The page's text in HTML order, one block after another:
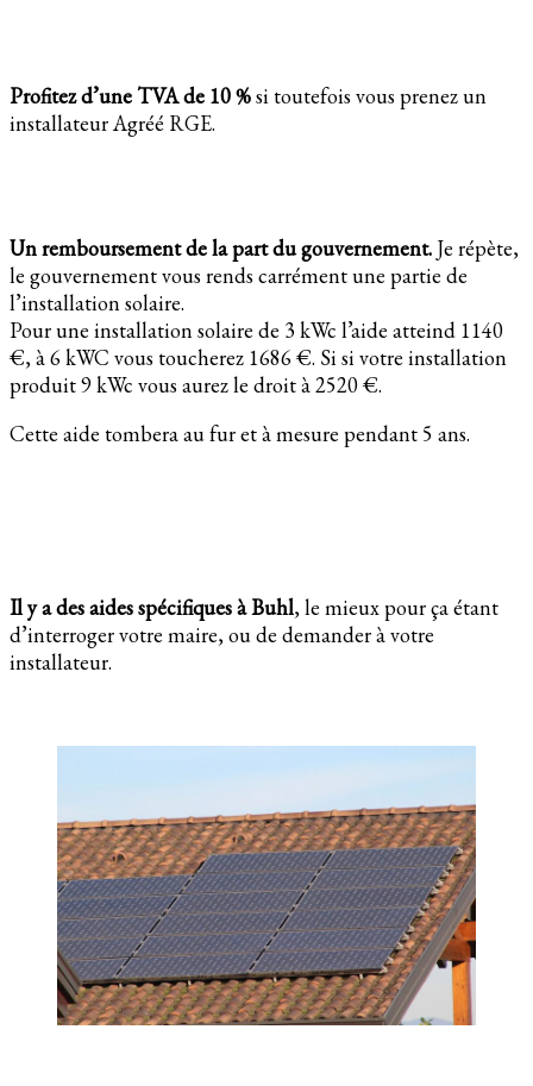
Profitez d’une TVA de 10 %si toutefois vous prenez un
installateur Agréé RGE.
Un remboursement de la part du gouvernement. Je répète,
le gouvernement vous rends carrément une partie de
l’installation solaire.
Pour une installation solaire de 3 kWc l’aide atteind 1140
€, à 6 kWC vous toucherez 1686 €. Si si votre installation
produit 9 kWc vous aurez le droit à 2520 €.
Cette aide tombera au fur et à mesure pendant 5 ans.
Il y a des aides spécifiques à Buhl, le mieux pour ça étant
d’interroger votre maire, ou de demander à votre
installateur.